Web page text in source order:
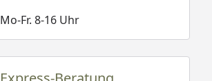
Mo-Fr. 8-16 Uhr